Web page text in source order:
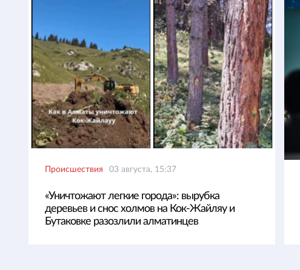
Происшествия 03 августа, 15:37
«Уничтожают легкие города»: вырубка
деревьев и снос холмов на Кок-Жайляу и
Бутаковке разозлили алматинцев